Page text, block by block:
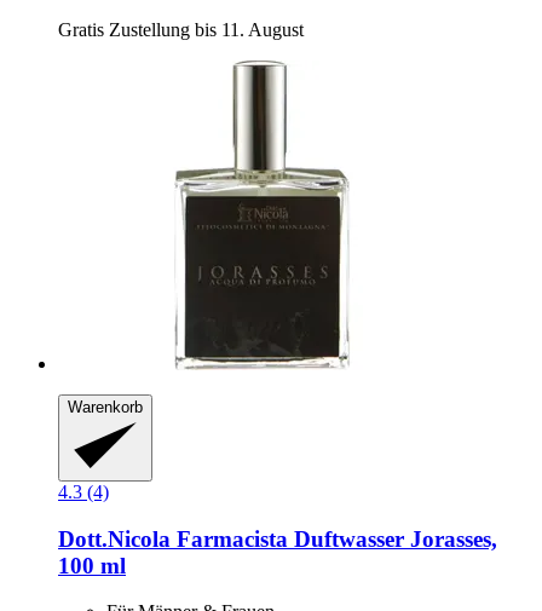
Gratis Zustellung bis 11. August
Warenkorb
4.3 (4)
Dott.Nicola Farmacista Duftwasser Jorasses,
100 ml